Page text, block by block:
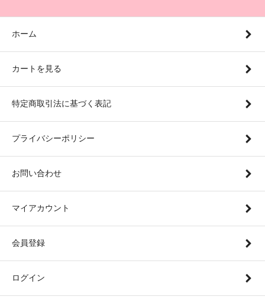
ホーム
カートを見る
特定商取引法に基づく表記
プライバシーポリシー
お問い合わせ
マイアカウント
会員登録
ログイン